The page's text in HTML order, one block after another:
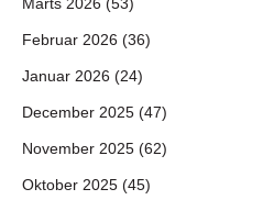
Februar 2026 (36)
Januar 2026 (24)
December 2025 (47)
November 2025 (62)
Oktober 2025 (45)